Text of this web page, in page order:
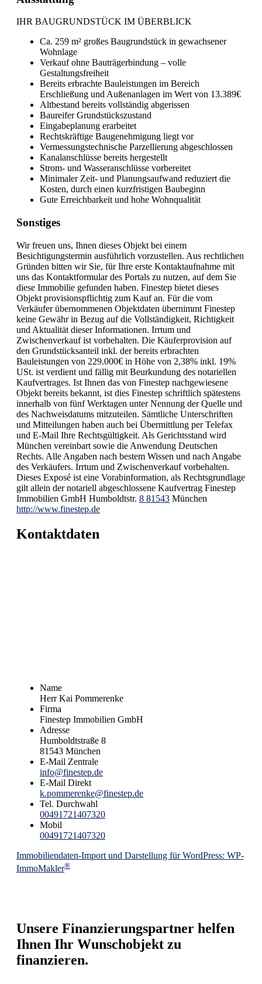
IHR BAUGRUNDSTÜCK IM ÜBERBLICK
Ca. 259 m² großes Baugrundstück in gewachsener
Wohnlage
Verkauf ohne Bauträgerbindung – volle
Gestaltungsfreiheit
Bereits erbrachte Bauleistungen im Bereich
Erschließung und Außenanlagen im Wert von 13.389€
Altbestand bereits vollständig abgerissen
Baureifer Grundstückszustand
Eingabeplanung erarbeitet
Rechtskräftige Baugenehmigung liegt vor
Vermessungstechnische Parzellierung abgeschlossen
Kanalanschlüsse bereits hergestellt
Strom- und Wasseranschlüsse vorbereitet
Minimaler Zeit- und Planungsaufwand reduziert die
Kosten, durch einen kurzfristigen Baubeginn
Gute Erreichbarkeit und hohe Wohnqualität
Sonstiges
Wir freuen uns, Ihnen dieses Objekt bei einem
Besichtigungstermin ausführlich vorzustellen. Aus rechtlichen
Gründen bitten wir Sie, für Ihre erste Kontaktaufnahme mit
uns das Kontaktformular des Portals zu nutzen, auf dem Sie
diese Immobilie gefunden haben. Finestep bietet dieses
Objekt provisionspflichtig zum Kauf an. Für die vom
Verkäufer übernommenen Objektdaten übernimmt Finestep
keine Gewähr in Bezug auf die Vollständigkeit, Richtigkeit
und Aktualität dieser Informationen. Irrtum und
Zwischenverkauf ist vorbehalten. Die Käuferprovision auf
den Grundstücksanteil inkl. der bereits erbrachten
Bauleistungen von 229.000€ in Höhe von 2,38% inkl. 19%
USt. ist verdient und fällig mit Beurkundung des notariellen
Kaufvertrages. Ist Ihnen das von Finestep nachgewiesene
Objekt bereits bekannt, ist dies Finestep schriftlich spätestens
innerhalb von fünf Werktagen unter Nennung der Quelle und
des Nachweisdatums mitzuteilen. Sämtliche Unterschriften
und Mitteilungen haben auch bei Übermittlung per Telefax
und E-Mail Ihre Rechtsgültigkeit. Als Gerichtsstand wird
München vereinbart sowie die Anwendung Deutschen
Rechts. Alle Angaben nach bestem Wissen und nach Angabe
des Verkäufers. Irrtum und Zwischenverkauf vorbehalten.
Dieses Exposé ist eine Vorabinformation, als Rechtsgrundlage
gilt allein der notariell abgeschlossene Kaufvertrag Finestep
Immobilien GmbH Humboldtstr. 8 81543 München
http://www.finestep.de
Kontaktdaten
Name
Herr Kai Pommerenke
Firma
Finestep Immobilien GmbH
Adresse
Humboldtstraße 8
81543 München
E-Mail Zentrale
info@finestep.de
E-Mail Direkt
k.pommerenke@finestep.de
Tel. Durchwahl
00491721407320
Mobil
00491721407320
Immobiliendaten-Import und Darstellung für WordPress: WP-
ImmoMakler®
Unsere Finanzierungspartner helfen
Ihnen Ihr Wunschobjekt zu
finanzieren.